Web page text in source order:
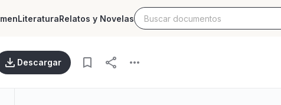
LiteraturaRelatos y Novelas
Descargar